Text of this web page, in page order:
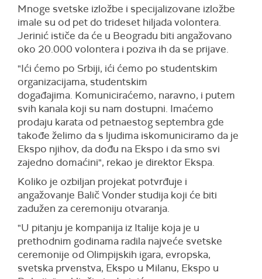
Mnoge svetske izložbe i specijalizovane izložbe
imale su od pet do trideset hiljada volontera.
Jerinić ističe da će u Beogradu biti angažovano
oko 20.000 volontera i poziva ih da se prijave.
"Ići ćemo po Srbiji, ići ćemo po studentskim
organizacijama, studentskim
događajima. Komuniciraćemo, naravno, i putem
svih kanala koji su nam dostupni. Imaćemo
prodaju karata od petnaestog septembra gde
takođe želimo da s ljudima iskomuniciramo da je
Ekspo njihov, da dođu na Ekspo i da smo svi
zajedno domaćini", rekao je direktor Ekspa.
Koliko je ozbiljan projekat potvrđuje i
angažovanje Balič Vonder studija koji će biti
zadužen za ceremoniju otvaranja.
"U pitanju je kompanija iz Italije koja je u
prethodnim godinama radila najveće svetske
ceremonije od Olimpijskih igara, evropska,
svetska prvenstva, Ekspo u Milanu, Ekspo u